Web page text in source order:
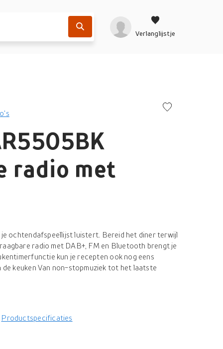
Verlanglijstje
radio met
ochtendafspeellijst luistert. Bereid het diner terwijl
radio met DAB+, FM en Bluetooth brengt je
kun je recepten ook nog eens
keuken Van non-stopmuziek tot het laatste
Productspecificaties